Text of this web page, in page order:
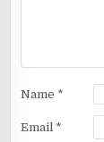
Name *
Email *